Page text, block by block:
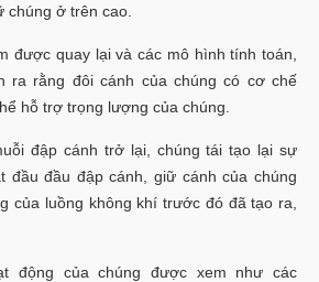
chúng ở trên cao.
được quay lại và các mô hình tính toán,
ra rằng đôi cánh của chúng có cơ chế
hỗ trợ trọng lượng của chúng.
đập cánh trở lại, chúng tái tạo lại sự
đầu đầu đập cánh, giữ cánh của chúng
của luồng không khí trước đó đã tạo ra,
động của chúng được xem như các